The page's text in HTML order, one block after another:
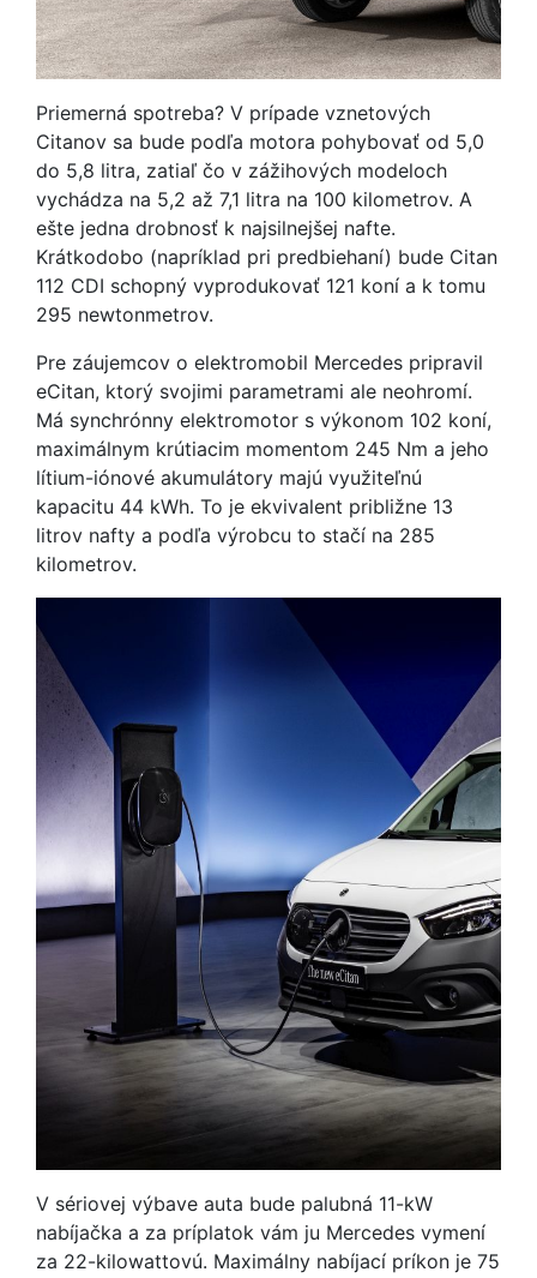
Priemerná spotreba? V prípade vznetových
Citanov sa bude podľa motora pohybovať od 5,0
do 5,8 litra, zatiaľ čo v zážihových modeloch
vychádza na 5,2 až 7,1 litra na 100 kilometrov. A
ešte jedna drobnosť k najsilnejšej nafte.
Krátkodobo (napríklad pri predbiehaní) bude Citan
112 CDI schopný vyprodukovať 121 koní a k tomu
295 newtonmetrov.
Pre záujemcov o elektromobil Mercedes pripravil
eCitan, ktorý svojimi parametrami ale neohromí.
Má synchrónny elektromotor s výkonom 102 koní,
maximálnym krútiacim momentom 245 Nm a jeho
lítium-iónové akumulátory majú využiteľnú
kapacitu 44 kWh. To je ekvivalent približne 13
litrov nafty a podľa výrobcu to stačí na 285
kilometrov.
V sériovej výbave auta bude palubná 11-kW
nabíjačka a za príplatok vám ju Mercedes vymení
za 22-kilowattovú. Maximálny nabíjací príkon je 75